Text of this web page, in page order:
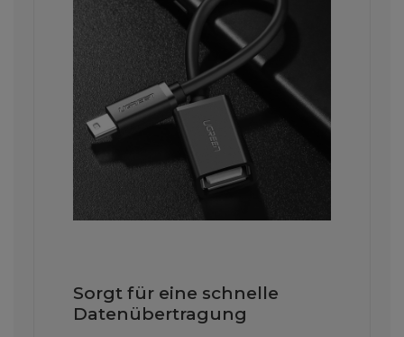
Sorgt für eine schnelle
Datenübertragung